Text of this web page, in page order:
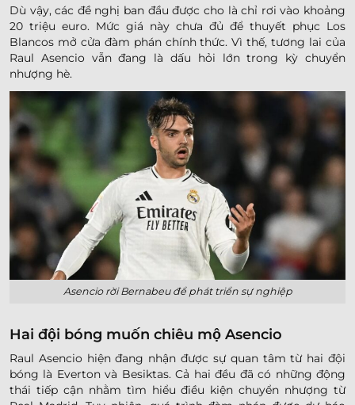
Dù vậy, các đề nghị ban đầu được cho là chỉ rơi vào khoảng
20 triệu euro. Mức giá này chưa đủ để thuyết phục Los
Blancos mở cửa đàm phán chính thức. Vì thế, tương lai của
Raul Asencio vẫn đang là dấu hỏi lớn trong kỳ chuyển
nhượng hè.
Asencio rời Bernabeu để phát triển sự nghiệp
Hai đội bóng muốn chiêu mộ Asencio
Raul Asencio hiện đang nhận được sự quan tâm từ hai đội
bóng là Everton và Besiktas. Cả hai đều đã có những động
thái tiếp cận nhằm tìm hiểu điều kiện chuyển nhượng từ